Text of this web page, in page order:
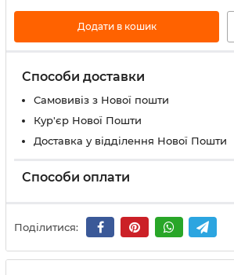
Додати в кошик
Способи доставки
Самовивіз з Нової пошти
Кур'єр Нової Пошти
Доставка у відділення Нової Пошти
Способи оплати
Поділитися: